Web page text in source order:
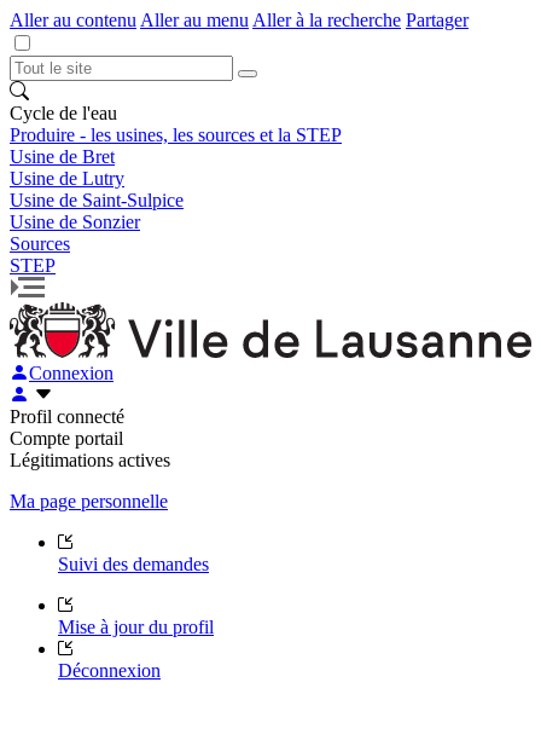
Aller au contenu Aller au menu Aller à la recherche Partager
Cycle de l'eau
Produire - les usines, les sources et la STEP
Usine de Bret
Usine de Lutry
Usine de Saint-Sulpice
Usine de Sonzier
Sources
STEP
Connexion
Profil connecté
Compte portail
Légitimations actives
Ma page personnelle
Suivi des demandes
Mise à jour du profil
Déconnexion